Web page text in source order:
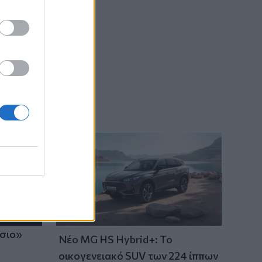
Πανεπιστήμιο Κρήτης: 3,35 εκατ. ευρώ
από το Υπουργείο Παιδείας, για το
στεγαστικό επίδομα των φοιτητών
Ηράκλειο: “Σκουπίδια κατάχαμα, μια
ψησταριά στο πουθενά κι ένα αμάξι
παρατημένο στο πάρκο”
Νέο MG HS Hybrid+: Το
οικογενειακό SUV των 224 ίππων